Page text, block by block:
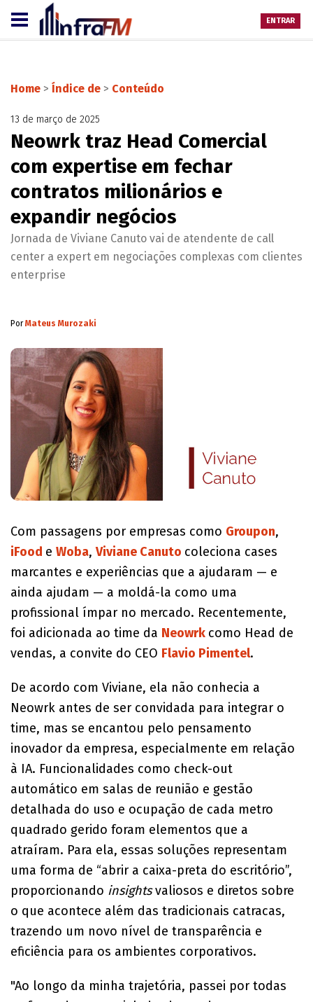
ENTRAR
Home > Índice de > Conteúdo
13 de março de 2025
Neowrk traz Head Comercial
com expertise em fechar
contratos milionários e
expandir negócios
Jornada de Viviane Canuto vai de atendente de call
center a expert em negociações complexas com clientes
enterprise
PorMateus Murozaki
Com passagens por empresas como Groupon,
iFood e Woba, Viviane Canuto coleciona cases
marcantes e experiências que a ajudaram — e
ainda ajudam — a moldá-la como uma
profissional ímpar no mercado. Recentemente,
foi adicionada ao time da Neowrk como Head de
vendas, a convite do CEO Flavio Pimentel.
De acordo com Viviane, ela não conhecia a
Neowrk antes de ser convidada para integrar o
time, mas se encantou pelo pensamento
inovador da empresa, especialmente em relação
à IA. Funcionalidades como check-out
automático em salas de reunião e gestão
detalhada do uso e ocupação de cada metro
quadrado gerido foram elementos que a
atraíram. Para ela, essas soluções representam
uma forma de “abrir a caixa-preta do escritório”,
proporcionando insightsvaliosos e diretos sobre
o que acontece além das tradicionais catracas,
trazendo um novo nível de transparência e
eficiência para os ambientes corporativos.
"Ao longo da minha trajetória, passei por todas